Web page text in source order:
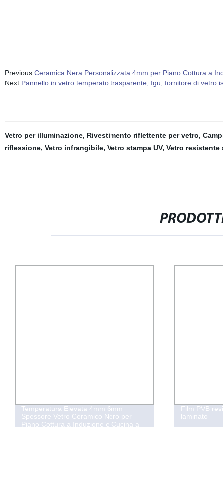
Previous:Ceramica Nera Personalizzata 4mm per Piano Cottura a
Next:Pannello in vetro temperato trasparente, Igu, fornitore di vetro
Vetro per illuminazione, Rivestimento riflettente per vetro,
riflessione, Vetro infrangibile, Vetro stampa UV, Vetro resistente
4mm 6mm
Ceramico Nero per
Induzione e Cucina a
Film PVB resistente al calore per
laminato